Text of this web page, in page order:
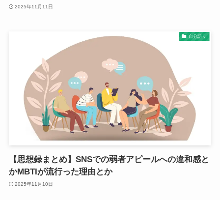
2025年11月11日
自分語り
【思想録まとめ】SNSでの弱者アピールへの違和感と
かMBTIが流行った理由とか
2025年11月10日